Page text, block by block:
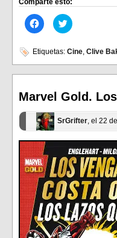
Haz
clic
en
Facebook
(Se
abre
ventana
nueva)
Haz
clic
en
Twitter
(Se
abre
ventana
nueva)
Etiquetas: Cine Clive
Marvel Gold.
SrGrifter, el 22